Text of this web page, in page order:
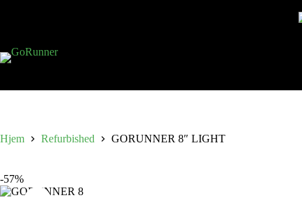
Hjem Refurbished GORUNNER 8″ LIGHT
-57%